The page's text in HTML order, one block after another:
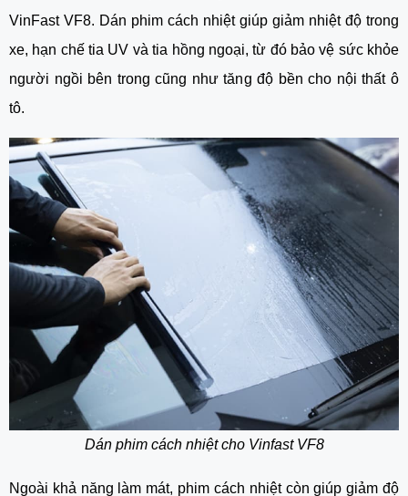
VinFast VF8. Dán phim cách nhiệt giúp giảm nhiệt độ trong
xe, hạn chế tia UV và tia hồng ngoại, từ đó bảo vệ sức khỏe
người ngồi bên trong cũng như tăng độ bền cho nội thất ô
tô.
Dán phim cách nhiệt cho Vinfast VF8
Ngoài khả năng làm mát, phim cách nhiệt còn giúp giảm độ